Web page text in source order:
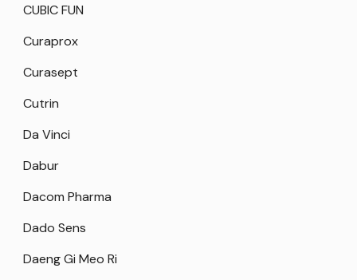
CUBIC FUN
Curaprox
Curasept
Cutrin
Da Vinci
Dabur
Dacom Pharma
Dado Sens
Daeng Gi Meo Ri